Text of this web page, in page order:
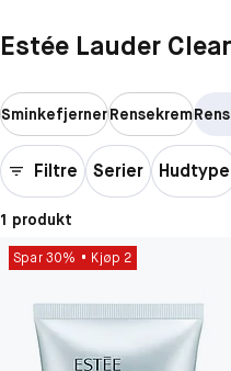
Estée Lauder
SminkefjernerRensekrem
Filtre Serier Hudtype
1 produkt
Spar 30% Kjøp 2